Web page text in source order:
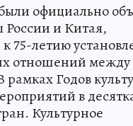
официально
России и Китая,
75-летию
отношений между
рамках Годов
в
Культурное